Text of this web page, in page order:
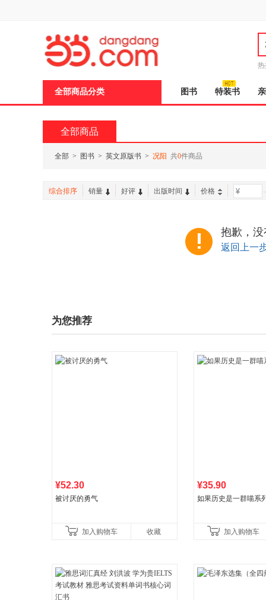
全部商品分类 图书 特装书
全部商品
全部 > 图书 > 英文原版书 > 况阳 共0件商品
综合排序 销量 好评 出版时间 价格 -
抱歉，
返回上一
为您推荐
¥52.30
被讨厌的勇气
加入购物车 收藏
¥35.90
如果历史是一群喵系
加入购物车
页